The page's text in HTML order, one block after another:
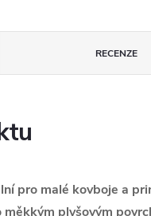
RECENZE
pro malé kovboje a
plyšovým